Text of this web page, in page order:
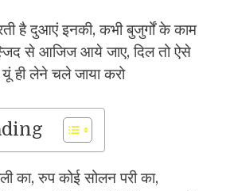
है दुआएं इनकी, कभी बुजुर्गों के काम
से आजिज आये जाए, दिल तो ऐसे
यूं ही लेने चले जाया करो
का, रुप कोई सोलन परी का,